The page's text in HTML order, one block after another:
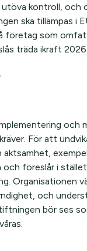
kontroll, och
ska tillämpas i
företag som
träda ikraft 2026.
För att
och föreslår i
Organisationen
och
bör ses